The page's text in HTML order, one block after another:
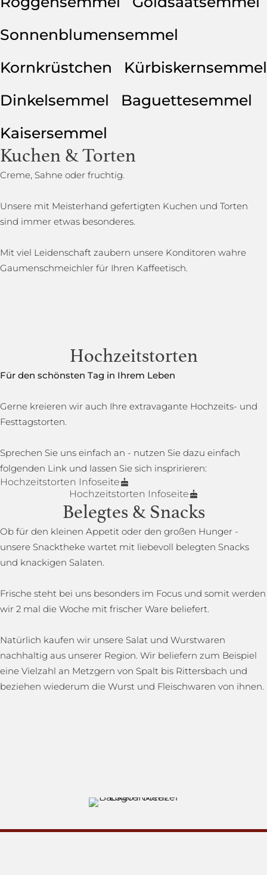
Sonnenblumensemmel
Kornkrüstchen
Kürbiskernsemmel
Dinkelsemmel
Baguettesemmel
Kaisersemmel
Kuchen & Torten
Creme, Sahne oder fruchtig.
Unsere mit Meisterhand gefertigten Kuchen und Torten
sind immer etwas besonderes.
Mit viel Leidenschaft zaubern unsere Konditoren wahre
Gaumenschmeichler für Ihren Kaffeetisch.
Hochzeitstorten
Für den schönsten Tag in Ihrem Leben
Gerne kreieren wir auch Ihre extravagante Hochzeits- und
Festtagstorten.
Sprechen Sie uns einfach an - nutzen Sie dazu einfach
folgenden Link und lassen Sie sich inspririeren:
Hochzeitstorten Infoseite
Hochzeitstorten Infoseite
Belegtes & Snacks
Ob für den kleinen Appetit oder den großen Hunger -
unsere Snacktheke wartet mit liebevoll belegten Snacks
und knackigen Salaten.
Frische steht bei uns besonders im Focus und somit werden
wir 2 mal die Woche mit frischer Ware beliefert.
Natürlich kaufen wir unsere Salat und Wurstwaren
nachhaltig aus unserer Region. Wir beliefern zum Beispiel
eine Vielzahl an Metzgern von Spalt bis Rittersbach und
beziehen wiederum die Wurst und Fleischwaren von ihnen.